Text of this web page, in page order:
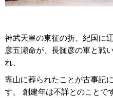
神武天皇の東征の折、紀国に
彦五瀬命が、長髄彦の軍と戦
れ、
竈山に葬られたことが古事記
す。 創建年は不詳とのことで